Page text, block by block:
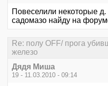
Повеселили некоторые
садомазо найду на
Re: полу OFF/ прога
железо
Дядя Миша
19 - 11.03.2010 - 09:14